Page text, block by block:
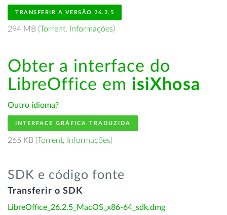
TRANSFERIR A VERSÃO 26.2.5
294 MB (Torrent, Informações)
Obter a interface do
LibreOffice em isiXhosa
Outro idioma?
INTERFACE GRÁFICA TRADUZIDA
265 KB (Torrent, Informações)
SDK e código fonte
Transferir o SDK
LibreOffice_26.2.5_MacOS_x86-64_sdk.dmg